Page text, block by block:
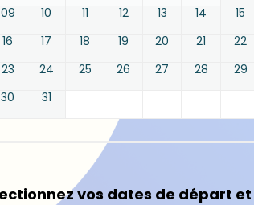
09
10 11 12 13 14
15
16
17 18 19 20 21
22
23
24 25 26 27 28
29
30
31
vos dates de départ